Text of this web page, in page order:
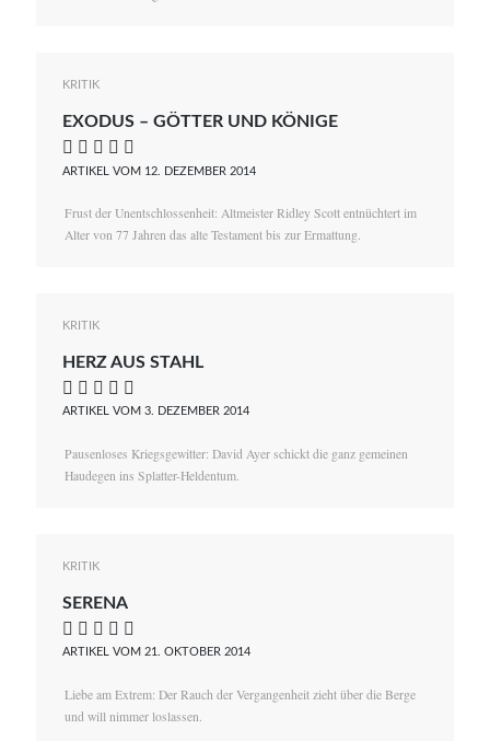
KRITIK
EXODUS – GÖTTER UND KÖNIGE
    
ARTIKEL VOM 12. DEZEMBER 2014
Frust der Unentschlossenheit: Altmeister Ridley Scott entnüchtert im
Alter von 77 Jahren das alte Testament bis zur Ermattung.
KRITIK
HERZ AUS STAHL
    
ARTIKEL VOM 3. DEZEMBER 2014
Pausenloses Kriegsgewitter: David Ayer schickt die ganz gemeinen
Haudegen ins Splatter-Heldentum.
KRITIK
SERENA
    
ARTIKEL VOM 21. OKTOBER 2014
Liebe am Extrem: Der Rauch der Vergangenheit zieht über die Berge
und will nimmer loslassen.